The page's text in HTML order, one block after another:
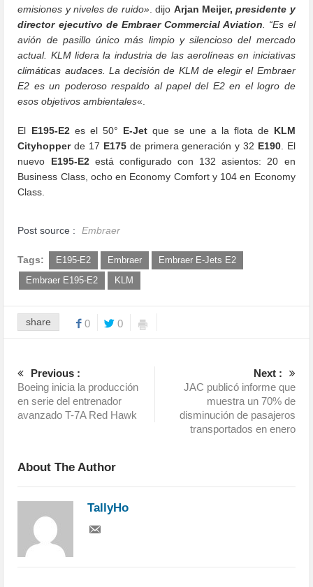
emisiones y niveles de ruido». dijo Arjan Meijer, presidente y
director ejecutivo de Embraer Commercial Aviation
“Es el
avión de pasillo único más limpio y silencioso del mercado
actual. KLM lidera la industria de las aerolíneas en iniciativas
climáticas audaces. La decisión de KLM de elegir el Embraer
E2 es un poderoso respaldo al papel del E2 en el logro de
esos objetivos ambientales«.
El E195-E2es el 50° E-Jetque se une a la flota de KLM
Cityhopperde 17 E175de primera generación y 32 E190. El
nuevo E195-E2está configurado con 132 asientos: 20 en
Business Class, ocho en Economy Comfort y 104 en Economy
Class.
Post source : Embraer
Tags: E195-E2 Embraer
Embraer E-Jets E2
Embraer E195-E2
KLM
share 0 0
Previous :
Boeing inicia la producción
en serie del entrenador
avanzado T-7A Red Hawk
Next :
JAC publicó informe que
muestra un 70% de
disminución de pasajeros
transportados en enero
About The Author
TallyHo